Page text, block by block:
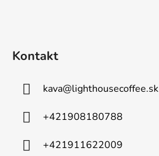
Kontakt
kava@lighthousecoffee.sk
+421908180788
+421911622009